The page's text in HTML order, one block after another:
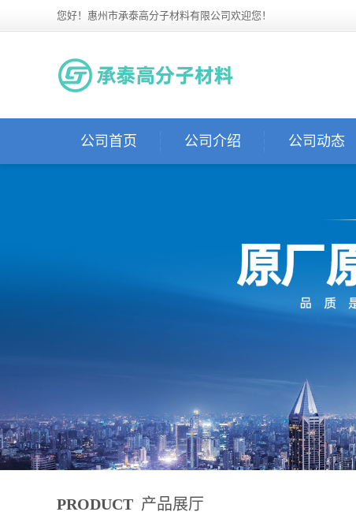
您好！惠州市承泰高分子材料有限公司欢迎您！
公司首页 公司介绍 公司动态
PRODUCT 产品展厅